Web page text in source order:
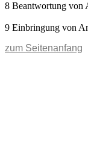
8 Beantwortung von
9 Einbringung von
zum Seitenanfang